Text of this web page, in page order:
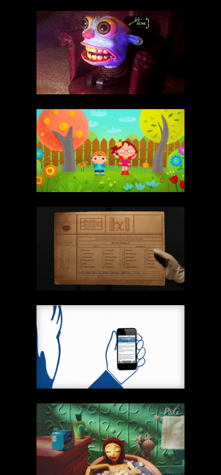
Nerv Attack
Publicidade
Stop Motion
Técnicas
Tika’s
Garden
2D conteúdo Técnicas
IXI
conteúdo Stop Motion Técnicas
Estadão
Publicidade Técnicas
Banheira
Publicidade
Stop Motion
Técnicas